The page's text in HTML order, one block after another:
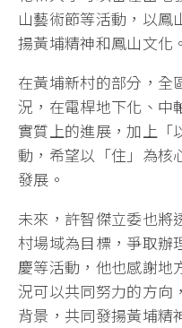
山藝術節等活動，以鳳
揚黃埔精神和鳳山文化。
在黃埔新村的部分，全
況，在電桿地下化、中
實質上的進展，加上「
動，希望以「住」為核
發展。
未來，許智傑立委也將
村場域為目標，爭取辦
慶等活動，他也感謝地
況可以共同努力的方向
背景，共同發揚黃埔精